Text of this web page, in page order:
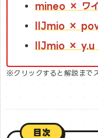
mineo × ワイ
IIJmio ×
IIJmio ×
※クリックすると解説まで
目次